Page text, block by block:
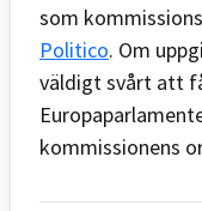
som
Politico. Om
väldigt svårt att
kommissionens